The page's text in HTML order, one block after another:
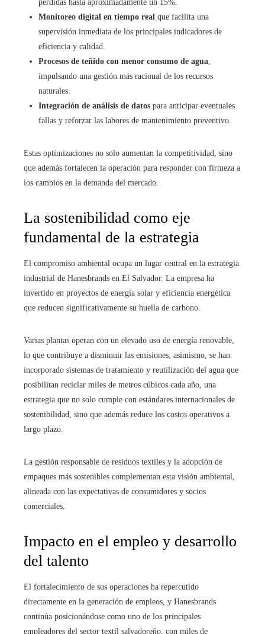
pérdidas hasta aproximadamente un 15%.
Monitoreo digital en tiempo real que facilita una
supervisión inmediata de los principales indicadores de
eficiencia y calidad.
Procesos de teñido con menor consumo de agua,
impulsando una gestión más racional de los recursos
naturales.
Integración de análisis de datos para anticipar eventuales
fallas y reforzar las labores de mantenimiento preventivo.
Estas optimizaciones no solo aumentan la competitividad, sino
que además fortalecen la operación para responder con firmeza a
los cambios en la demanda del mercado.
La sostenibilidad como eje
fundamental de la estrategia
El compromiso ambiental ocupa un lugar central en la estrategia
industrial de Hanesbrands en El Salvador. La empresa ha
invertido en proyectos de energía solar y eficiencia energética
que reducen significativamente su huella de carbono.
Varias plantas operan con un elevado uso de energía renovable,
lo que contribuye a disminuir las emisiones; asimismo, se han
incorporado sistemas de tratamiento y reutilización del agua que
posibilitan reciclar miles de metros cúbicos cada año, una
estrategia que no solo cumple con estándares internacionales de
sostenibilidad, sino que además reduce los costos operativos a
largo plazo.
La gestión responsable de residuos textiles y la adopción de
empaques más sostenibles complementan esta visión ambiental,
alineada con las expectativas de consumidores y socios
comerciales.
Impacto en el empleo y desarrollo
del talento
El fortalecimiento de sus operaciones ha repercutido
directamente en la generación de empleos, y Hanesbrands
continúa posicionándose como uno de los principales
empleadores del sector textil salvadoreño, con miles de